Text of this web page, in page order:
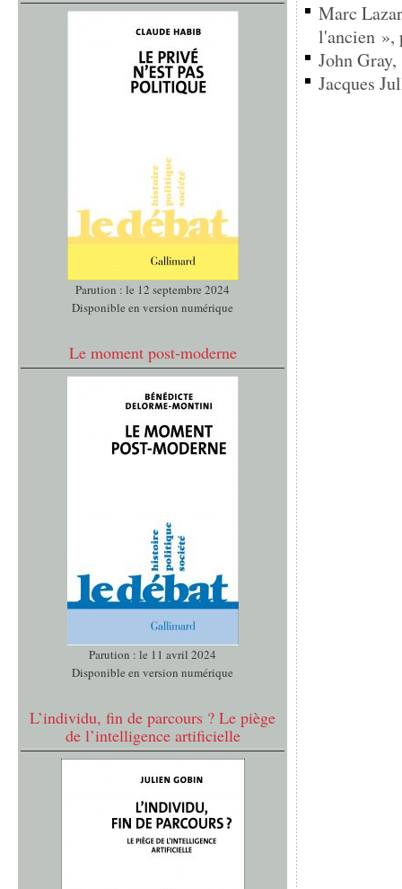
Parution : le 12 septembre 2024
Disponible en version numérique
Le moment post-moderne
Parution : le 11 avril 2024
Disponible en version numérique
L’individu, fin de parcours ? Le piège
de l’intelligence artificielle
Marc
l'ancien »,
John
Jacques